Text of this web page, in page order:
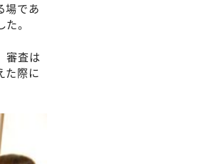
場であ
。
審査は
た際に